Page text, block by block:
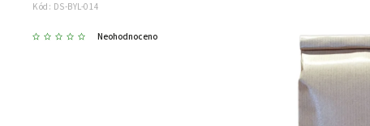
Kód: DS-BYL-014
Neohodnoceno